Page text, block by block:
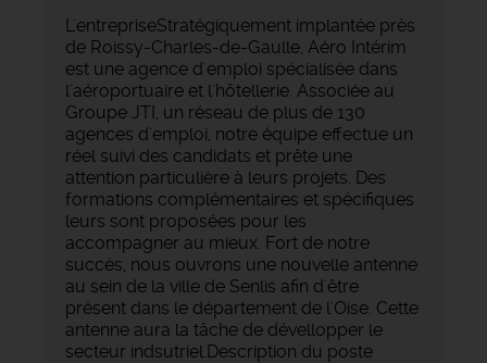
L'entrepriseStratégiquement implantée près
de Roissy-Charles-de-Gaulle, Aéro Intérim
est une agence d'emploi spécialisée dans
l'aéroportuaire et l'hôtellerie. Associée au
Groupe JTI, un réseau de plus de 130
agences d'emploi, notre équipe effectue un
réel suivi des candidats et prête une
attention particulière à leurs projets. Des
formations complémentaires et spécifiques
leurs sont proposées pour les
accompagner au mieux. Fort de notre
succés, nous ouvrons une nouvelle antenne
au sein de la ville de Senlis afin d'être
présent dans le département de l'Oise. Cette
antenne aura la tâche de dévellopper le
secteur indsutriel.Description du poste